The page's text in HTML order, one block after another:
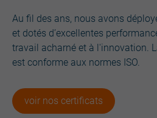
Au fil des ans, nous avons
et dotés d’excellentes
travail acharné et à l'innovation.
est conforme aux normes ISO.
voir nos certificats